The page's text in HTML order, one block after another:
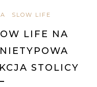
SLOW LIFE
LIFE NA
STOLICY